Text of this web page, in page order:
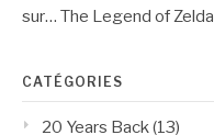
sur… The Legend of Zelda
CATÉGORIES
20 Years Back(13)